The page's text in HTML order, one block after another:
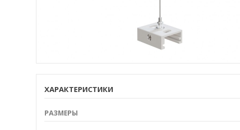
ХАРАКТЕРИСТИКИ
РАЗМЕРЫ